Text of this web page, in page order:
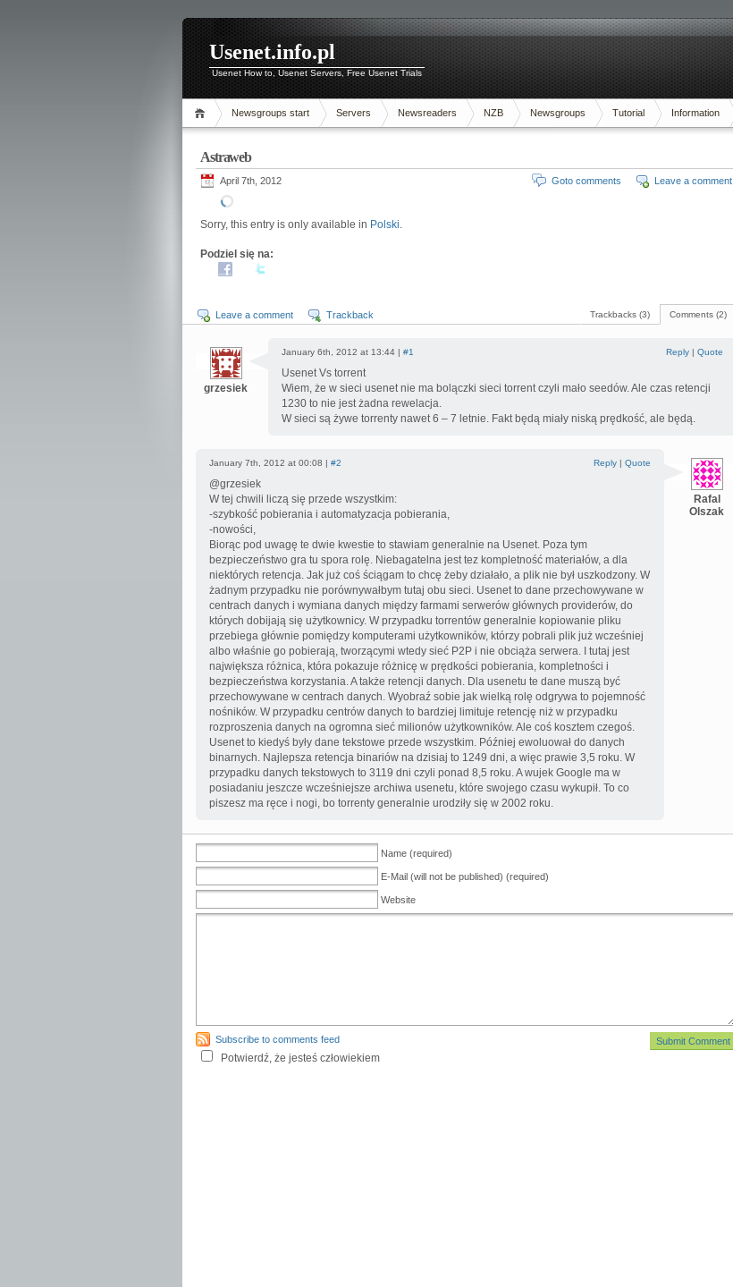
Usenet.info.pl
Usenet How to, Usenet Servers, Free Usenet Trials
Newsgroups start Servers Newsreaders NZB Newsgroups Tutorial Information
Astraweb
April 7th, 2012 Goto comments Leave a comment
Sorry, this entry is only available in Polski.
Podziel się na:
Comments (2)
Trackbacks (3)
Leave a comment Trackback
grzesiek
January 6th, 2012 at 13:44 | #1 Reply | Quote
Usenet Vs torrent
Wiem, że w sieci usenet nie ma bolączki sieci torrent czyli mało seedów. Ale czas retencji
1230 to nie jest żadna rewelacja.
W sieci są żywe torrenty nawet 6 – 7 letnie. Fakt będą miały niską prędkość, ale będą.
Rafal
Olszak
January 7th, 2012 at 00:08 | #2 Reply | Quote
@grzesiek
W tej chwili liczą się przede wszystkim:
-szybkość pobierania i automatyzacja pobierania,
-nowości,
Biorąc pod uwagę te dwie kwestie to stawiam generalnie na Usenet. Poza tym
bezpieczeństwo gra tu spora rolę. Niebagatelna jest tez kompletność materiałów, a dla
niektórych retencja. Jak już coś ściągam to chcę żeby działało, a plik nie był uszkodzony. W
żadnym przypadku nie porównywałbym tutaj obu sieci. Usenet to dane przechowywane w
centrach danych i wymiana danych między farmami serwerów głównych providerów, do
których dobijają się użytkownicy. W przypadku torrentów generalnie kopiowanie pliku
przebiega głównie pomiędzy komputerami użytkowników, którzy pobrali plik już wcześniej
albo właśnie go pobierają, tworzącymi wtedy sieć P2P i nie obciąża serwera. I tutaj jest
największa różnica, która pokazuje różnicę w prędkości pobierania, kompletności i
bezpieczeństwa korzystania. A także retencji danych. Dla usenetu te dane muszą być
przechowywane w centrach danych. Wyobraź sobie jak wielką rolę odgrywa to pojemność
nośników. W przypadku centrów danych to bardziej limituje retencję niż w przypadku
rozproszenia danych na ogromna sieć milionów użytkowników. Ale coś kosztem czegoś.
Usenet to kiedyś były dane tekstowe przede wszystkim. Później ewoluował do danych
binarnych. Najlepsza retencja binariów na dzisiaj to 1249 dni, a więc prawie 3,5 roku. W
przypadku danych tekstowych to 3119 dni czyli ponad 8,5 roku. A wujek Google ma w
posiadaniu jeszcze wcześniejsze archiwa usenetu, które swojego czasu wykupił. To co
piszesz ma ręce i nogi, bo torrenty generalnie urodziły się w 2002 roku.
Name (required)
E-Mail (will not be published) (required)
Website
Subscribe to comments feed
Potwierdź, że jesteś człowiekiem